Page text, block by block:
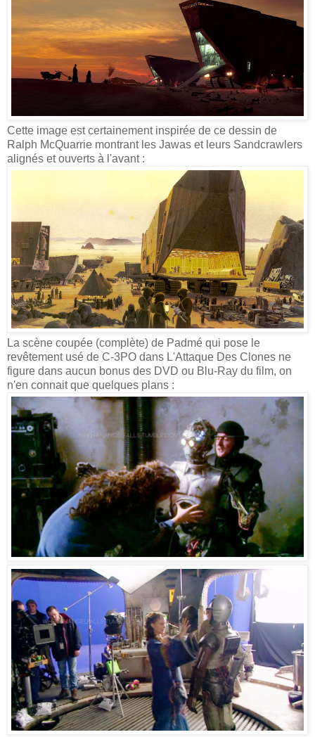
Cette image est certainement inspirée de ce dessin de
Ralph McQuarrie montrant les Jawas et leurs Sandcrawlers
alignés et ouverts à l'avant :
La scène coupée (complète) de Padmé qui pose le
revêtement usé de C-3PO dans L'Attaque Des Clones ne
figure dans aucun bonus des DVD ou Blu-Ray du film, on
n'en connait que quelques plans :